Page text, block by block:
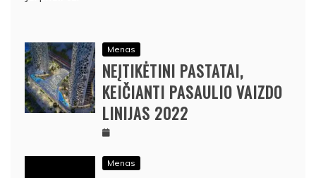
Menas
NEĮTIKĖTINI PASTATAI,
KEIČIANTI PASAULIO VAIZDO
LINIJAS 2022
Menas